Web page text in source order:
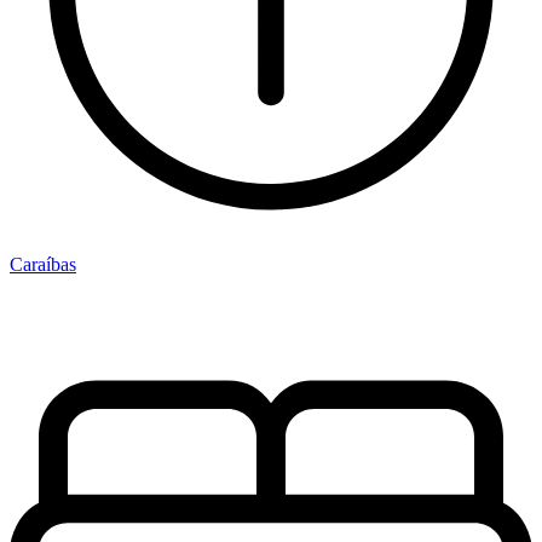
Caraíbas